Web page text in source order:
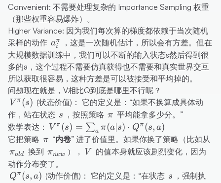
Convenient: 不需要处理复杂的 Importance Sampling 权重
（那些权重容易爆炸）。
Higher Variance: 因为我们每次算的梯度都依赖于当次随机
采样的动作 a_i^\pi
ai
π
，这是一次随机估计，所以会有方差。但在
大规模数据训练中，我们可以不断的输入状态s然后得到很
多的a，这个过程不需要仿真获得也不需要和真实世界交互
所以获取很容易，这种方差是可以被接受和平均掉的。
问题现在就是，V相比Q到底是哪里不行呢？
V^\pi(s)
V π (s) (状态价值)： 它的定义是：“如果不换算成具体动
作，站在状态 ss ，按照策略 \pi
π 平均能拿多少分。”
数学表达： V^\pi(s)
=
\sum_{a}
\pi(a|s)
\cdot
V π (s) = ∑a π(a∣ s) ⋅ Qπ (s, a)
它把策略 \pi
π “内卷”进了价值里。如果你换了策略（比如从
πold 换到 \pi_{new}
πnew ）， V
V
的值本身就应该剧烈变化，因为
动作分布变了。
Q^\pi(s,
Qπ (s, a) (动作价值)： 它的定义是：“在状态 ss
，强制执